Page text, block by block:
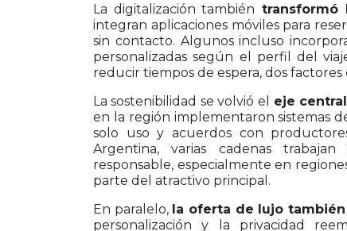
La digitalización también transformó
integran aplicaciones móviles para
sin contacto. Algunos incluso
personalizadas según el perfil del
reducir tiempos de espera, dos
La sostenibilidad se volvió el
eje
en la región implementaron sistemas
solo uso y acuerdos con
Argentina, varias cadenas
responsable, especialmente en
parte del atractivo principal.
En paralelo, la oferta de lujo
personalización y la privacidad